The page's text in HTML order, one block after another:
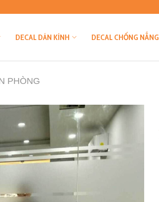
DECAL DÁN KÍNH DECAL CHỐNG NẮNG
PHÒNG